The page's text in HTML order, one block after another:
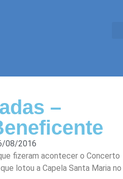
–
08/2016
fizeram acontecer o Concerto
lotou a Capela Santa Maria no